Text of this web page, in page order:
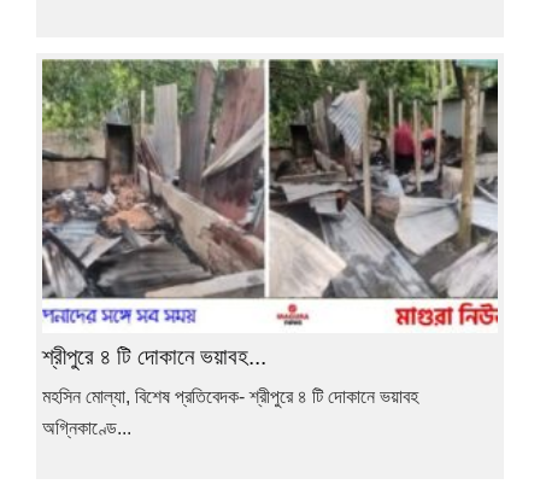
শ্রীপুরে ৪ টি দোকানে ভয়াবহ...
মহসিন মোল্যা, বিশেষ প্রতিবেদক- শ্রীপুরে ৪ টি দোকানে ভয়াবহ
অগ্নিকাণ্ডে...